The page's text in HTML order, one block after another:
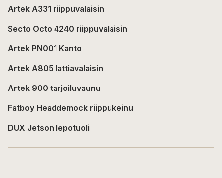
Artek A331 riippuvalaisin
Secto Octo 4240 riippuvalaisin
Artek PN001 Kanto
Artek A805 lattiavalaisin
Artek 900 tarjoiluvaunu
Fatboy Headdemock riippukeinu
DUX Jetson lepotuoli